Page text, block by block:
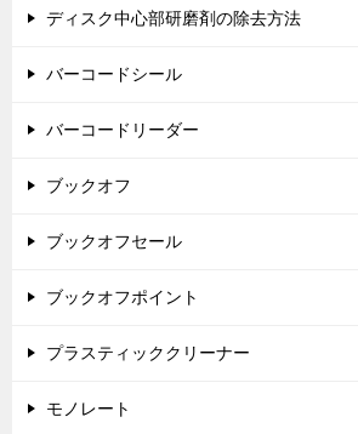
ディスク中心部研磨剤の除去方法
バーコードシール
バーコードリーダー
ブックオフ
ブックオフセール
ブックオフポイント
プラスティッククリーナー
モノレート